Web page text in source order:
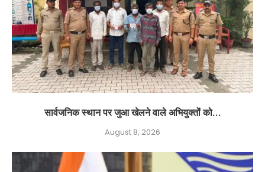
सार्वजनिक स्थान पर जुआ खेलने वाले अभियुक्तों को...
August 8, 2026